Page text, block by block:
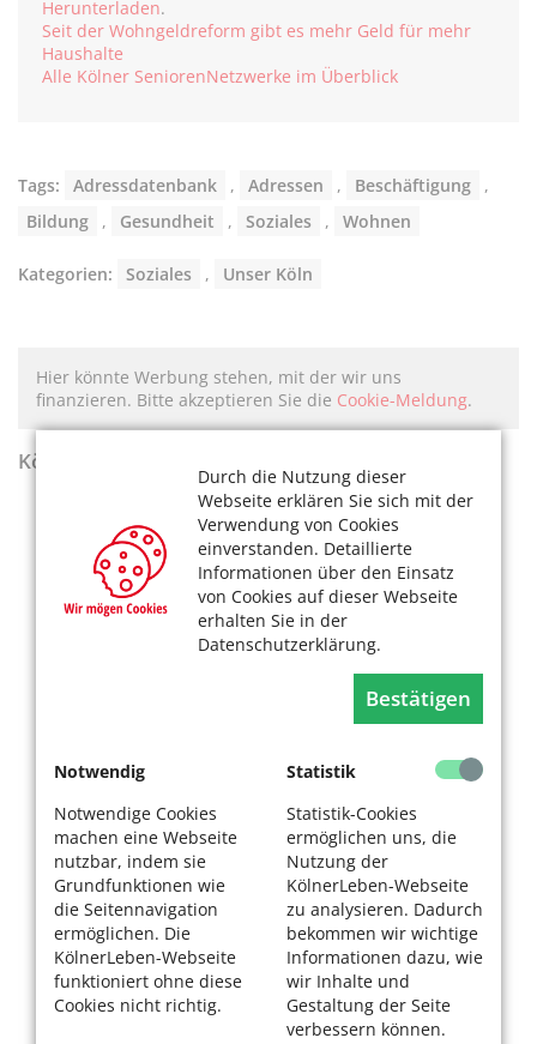
Durch die Nutzung dieser
Webseite erklären Sie sich mit der
Verwendung von Cookies
einverstanden. Detaillierte
Informationen über den Einsatz
von Cookies auf dieser Webseite
erhalten Sie in der
Datenschutzerklärung.
Bestätigen
Notwendig
Notwendige Cookies
machen eine Webseite
nutzbar, indem sie
Grundfunktionen wie
die Seitennavigation
ermöglichen. Die
KölnerLeben-Webseite
funktioniert ohne diese
Cookies nicht richtig.
Statistik
Statistik-Cookies
ermöglichen uns, die
Nutzung der
KölnerLeben-Webseite
zu analysieren. Dadurch
bekommen wir wichtige
Informationen dazu, wie
wir Inhalte und
Gestaltung der Seite
verbessern können.
Herunterladen.
Seit der Wohngeldreform gibt es mehr Geld für mehr
Haushalte
Alle Kölner SeniorenNetzwerke im Überblick
Tags: Adressdatenbank , Adressen , Beschäftigung
,
Bildung
, Gesundheit , Soziales , Wohnen
Kategorien: Soziales , Unser Köln
Hier könnte Werbung stehen, mit der wir uns
finanzieren. Bitte akzeptieren Sie die Cookie-Meldung.
KölnerLeben Sommer 2026